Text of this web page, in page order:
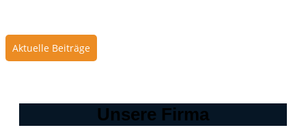
Aktuelle Beiträge
Unsere Firma